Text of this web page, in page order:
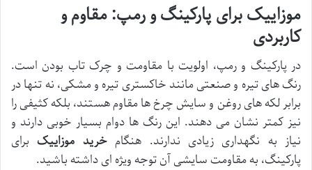
موزاییک برای پارکینگ و رمپ: مقاوم و
کاربردی
در پارکینگ و رمپ، اولویت با مقاومت و چرک تاب بودن است.
رنگ های تیره و صنعتی مانند خاکستری تیره و مشکی، نه تنها در
برابر لکه های روغن و سایش چرخ ها مقاوم هستند، بلکه کثیفی را
نیز کمتر نشان می دهند. این رنگ ها دوام بسیار خوبی دارند و
نیاز به نگهداری زیادی ندارند. هنگامخرید موزاییکبرای
پارکینگ، به مقاومت سایشی آن توجه ویژه ای داشته باشید.